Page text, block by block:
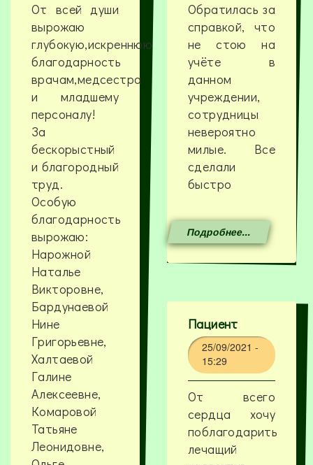
От всей души
вырожаю
глубокую,искреннюю
благодарность
врачам,медсестра
и младшему
персоналу!
За
бескорыстный
и благородный
труд.
Особую
благодарность
вырожаю:
Нарожной
Наталье
Викторовне,
Бардунаевой
Нине
Григорьевне,
Халтаевой
Галине
Алексеевне,
Комаровой
Татьяне
Леонидовне,
Обратилась за
справкой, что
не стою на
учёте в
данном
учреждении,
сотрудницы
невероятно
милые. Все
сделали
быстро
Подробнее...
Пациент
25/09/2021 -
15:29
От всего
сердца хочу
поблагодарить
лечащий